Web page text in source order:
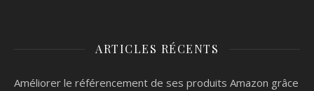
ARTICLES RÉCENTS
Améliorer le référencement de ses produits Amazon grâce